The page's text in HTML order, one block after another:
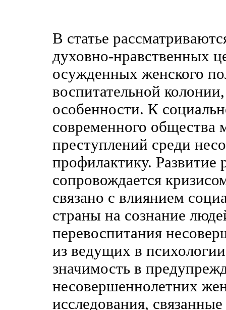
В статье
духовно-нравственных
осужденных женского
воспитательной
особенности. К
современного общества
преступлений среди
профилактику.
сопровождается
связано с влиянием
страны на сознание
перевоспитания
из ведущих в
значимость в
несовершеннолетних
исследования,